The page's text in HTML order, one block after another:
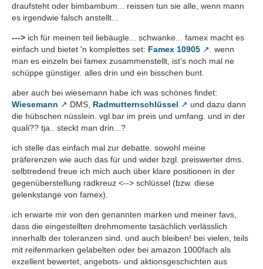
draufsteht oder bimbambum... reissen tun sie alle, wenn mann
es irgendwie falsch anstellt...
---> ich für meinen teil liebäugle... schwanke... famex macht es
einfach und bietet 'n komplettes set: Famex 10905
. wenn
man es einzeln bei famex zusammenstellt, ist's noch mal ne
schüppe günstiger. alles drin und ein bisschen bunt.
aber auch bei wiesemann habe ich was schönes findet:
Wiesemann
DMS, Radmutternschlüssel
und dazu dann
die hübschen nüsslein. vgl.bar im preis und umfang. und in der
quali?? tja.. steckt man drin...?
ich stelle das einfach mal zur debatte. sowohl meine
präferenzen wie auch das für und wider bzgl. preiswerter dms.
selbtredend freue ich mich auch über klare positionen in der
gegenüberstellung radkreuz <--> schlüssel (bzw. diese
gelenkstange von famex).
ich erwarte mir von den genannten marken und meiner favs,
dass die eingestellten drehmomente tasächlich verlässlich
innerhalb der toleranzen sind. und auch bleiben! bei vielen, teils
mit reifenmarken gelabelten oder bei amazon 1000fach als
exzellent bewertet, angebots- und aktionsgeschichten aus